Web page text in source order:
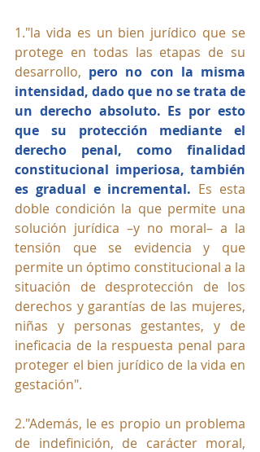
1."la vida es un bien jurídico que se
protege en todas las etapas de su
desarrollo, pero no con la misma
intensidad, dado que no se trata de
un derecho absoluto. Es por esto
que su protección mediante el
derecho penal, como finalidad
constitucional imperiosa, también
es gradual e incremental. Es esta
doble condición la que permite una
solución jurídica –y no moral– a la
tensión que se evidencia y que
permite un óptimo constitucional a la
situación de desprotección de los
derechos y garantías de las mujeres,
niñas y personas gestantes, y de
ineficacia de la respuesta penal para
proteger el bien jurídico de la vida en
gestación".
2."Además, le es propio un problema